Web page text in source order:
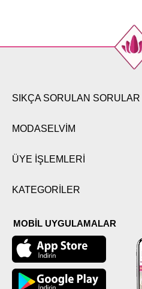
SIKÇA SORULAN SORULAR
MODASELVİM
ÜYE İŞLEMLERİ
KATEGORİLER
MOBİL UYGULAMALAR